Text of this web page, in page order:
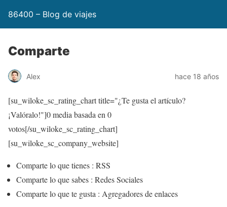
86400 – Blog de viajes
Comparte
Alex hace 18 años
[su_wiloke_sc_rating_chart title="¿Te gusta el artículo?
¡Valóralo!"]0media basada en 0
votos[/su_wiloke_sc_rating_chart]
[su_wiloke_sc_company_website]
Comparte lo que tienes : RSS
Comparte lo que sabes : Redes Sociales
Comparte lo que te gusta : Agregadores de enlaces